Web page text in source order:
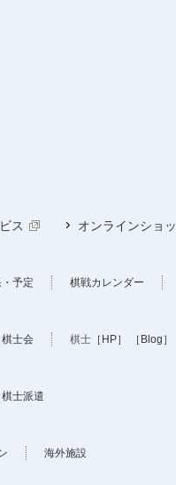
ス オンラインショ
予定 棋戦カレンダー
棋士会 棋士 ［HP］ ［Blog］
棋士派遣
海外施設